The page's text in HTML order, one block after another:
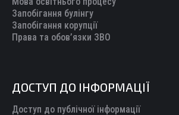
Запобігання булінгу
Запобігання корупції
Права та обов’язки ЗВО
ДОСТУП ДО ІНФОРМАЦІЇ
Доступ до публічної інформації